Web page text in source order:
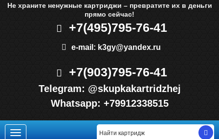
Не храните ненужные картриджи – превратите их в деньги
прямо сейчас!
+7(495)795-76-41
e-mail: k3gy@yandex.ru
+7(903)795-76-41
Telegram: @skupkakartridzhej
Whatsapp: +79912338515
Toggle